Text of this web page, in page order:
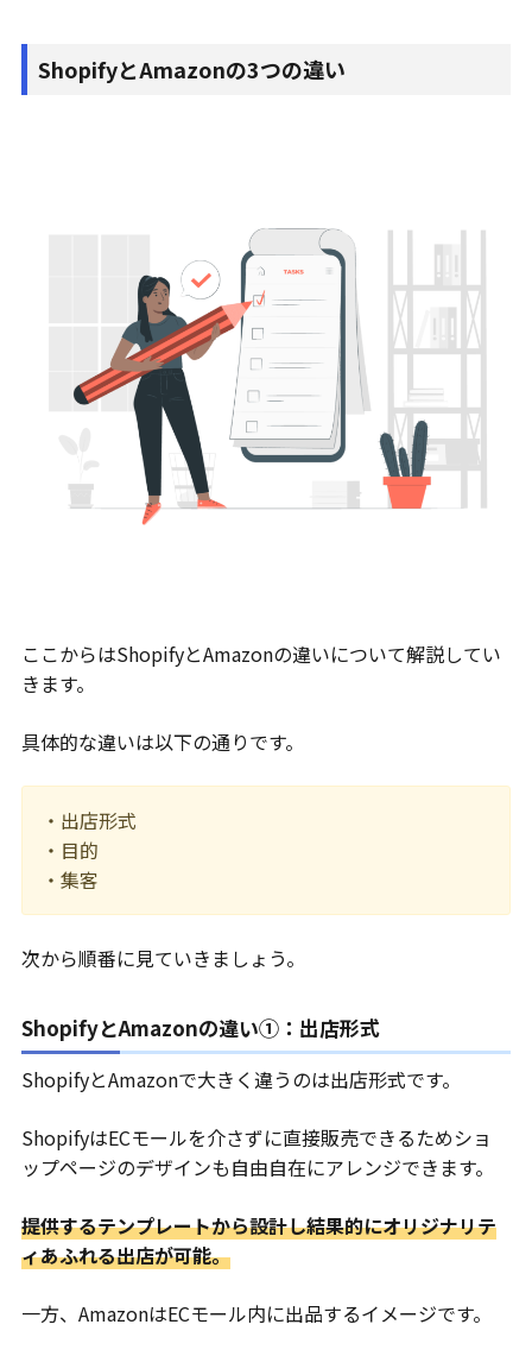
ShopifyとAmazonの3つの違い
ここからはShopifyとAmazonの違いについて解説してい
きます。
具体的な違いは以下の通りです。
・出店形式
・目的
・集客
次から順番に見ていきましょう。
ShopifyとAmazonの違い①：出店形式
ShopifyとAmazonで大きく違うのは出店形式です。
ShopifyはECモールを介さずに直接販売できるためショ
ップページのデザインも自由自在にアレンジできます。
提供するテンプレートから設計し結果的にオリジナリテ
ィあふれる出店が可能。
一方、AmazonはECモール内に出品するイメージです。